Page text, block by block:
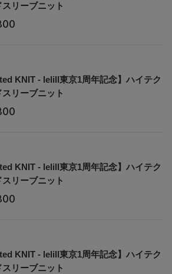
ンドが交差する16の名品
inthe Loop
スリーブニット
KNIT - lelill東京1周年記念】ハイテク
スリーブニット
KNIT - lelill東京1周年記念】ハイテク
スリーブニット
KNIT - lelill東京1周年記念】ハイテク
スリーブニット